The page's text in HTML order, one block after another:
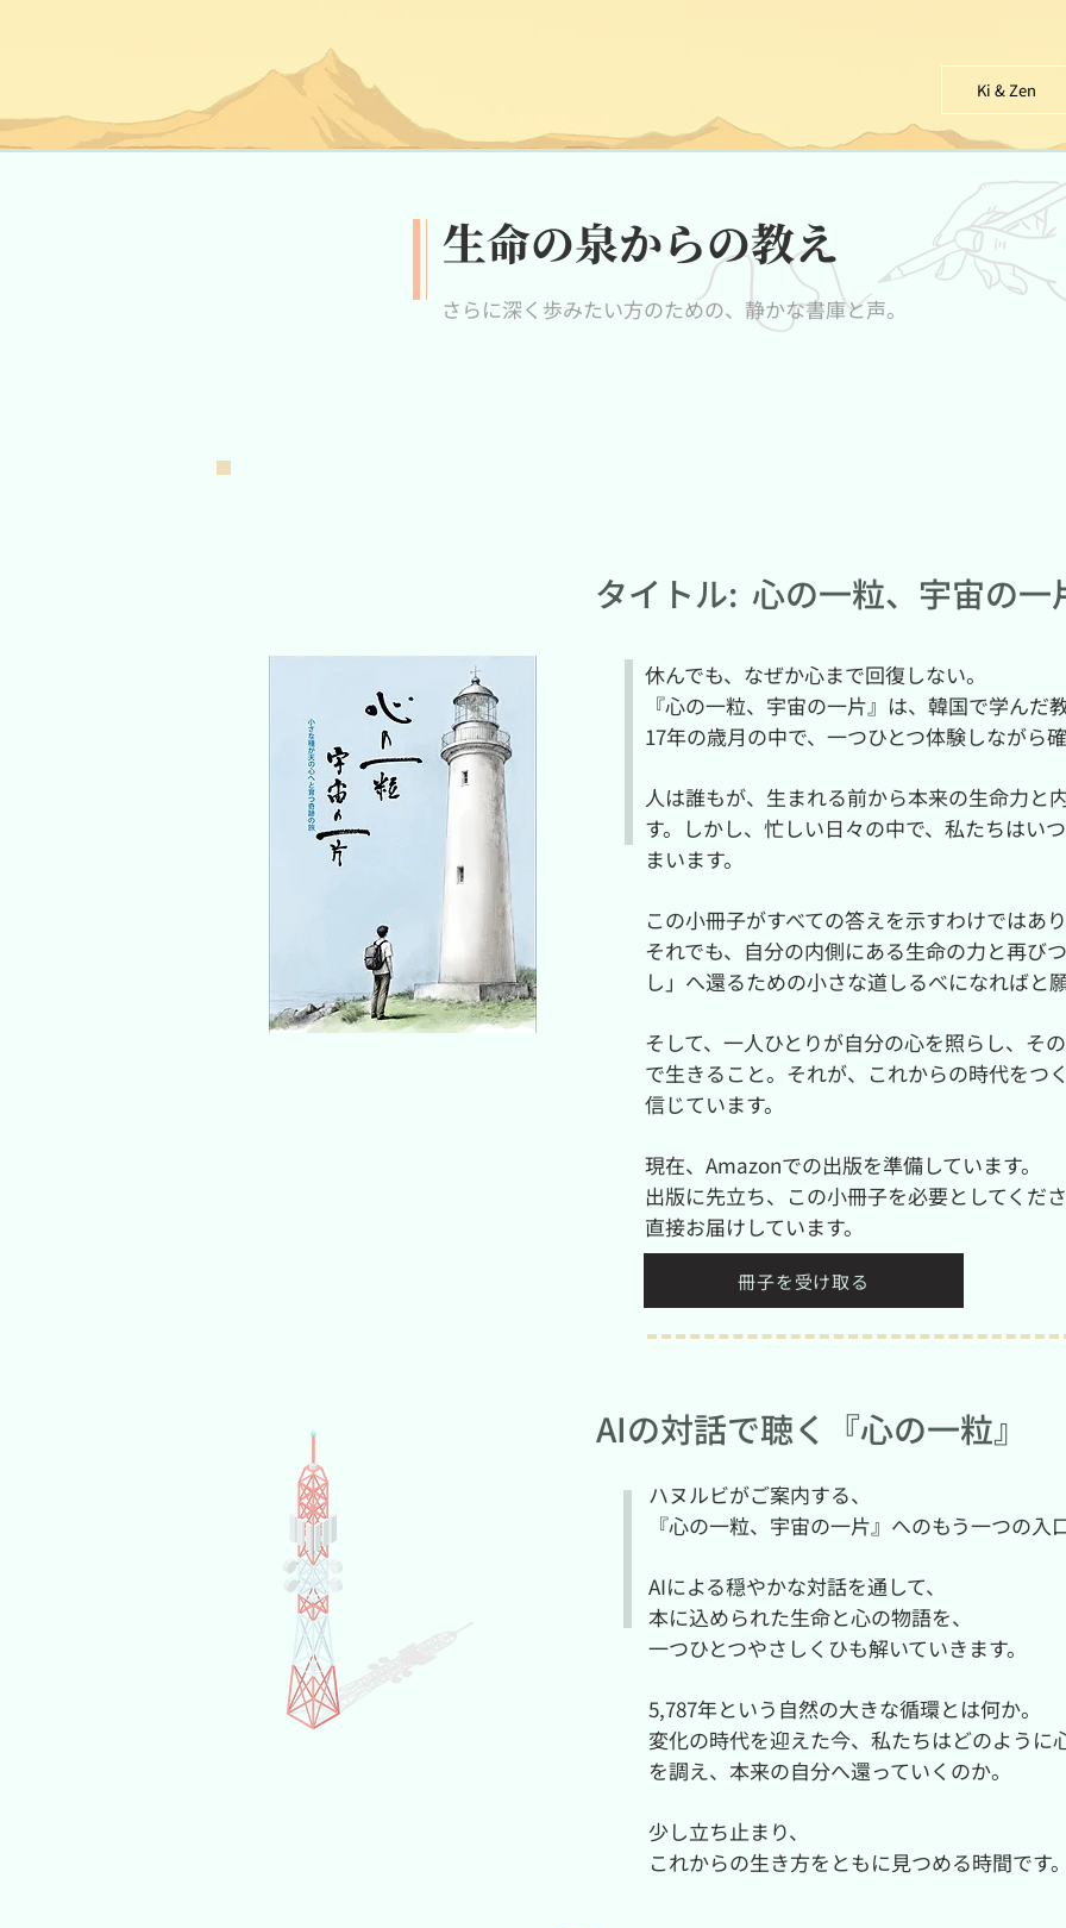
Ki & Zen
生命の泉からの教え
さらに深く歩みたい方のための、静かな書庫と声。
タイトル: 心の一粒、宇宙の一
休んでも、なぜか心まで回復しない。
『心の一粒、宇宙の一片』は、韓国で学んだ
17年の歳月の中で、一つひとつ体験しながら
人は誰もが、生まれる前から本来の生命力と
す。しかし、忙しい日々の中で、私たちはい
まいます。
この小冊子がすべての答えを示すわけではあり
それでも、自分の内側にある生命の力と再び
し」へ還るための小さな道しるべになればと願
そして、一人ひとりが自分の心を照らし、そ
で生きること。それが、これからの時代をつ
信じています。
現在、Amazonでの出版を準備しています。
出版に先立ち、この小冊子を必要としてくだ
直接お届けしています。
冊子を受け取る
AIの対話で聴く『心の一粒』
ハヌルビがご案内する、
『心の一粒、宇宙の一片』へのもう一つの入
AIによる穏やかな対話を通して、
本に込められた生命と心の物語を、
一つひとつやさしくひも解いていきます。
5,787年という自然の大きな循環とは何か。
変化の時代を迎えた今、私たちはどのように
を調え、本来の自分へ還っていくのか。
少し立ち止まり、
これからの生き方をともに見つめる時間です。